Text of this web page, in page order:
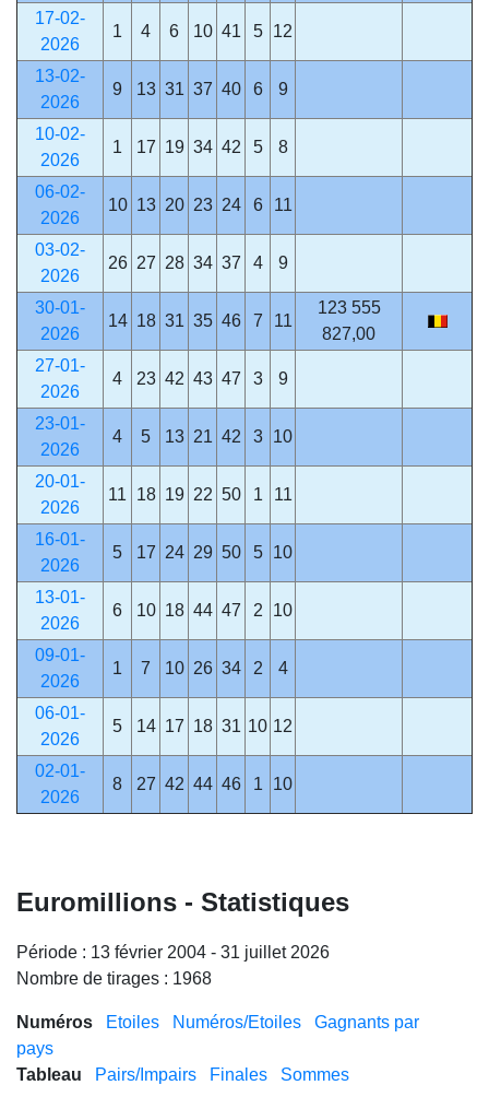
17-02-
2026
1 4 6 10 41 5 12
13-02-
2026
9 13 31 37 40 6 9
10-02-
2026
1 17 19 34 42 5 8
06-02-
2026
10 13 20 23 24 6 11
03-02-
2026
26 27 28 34 37 4 9
30-01-
2026
14 18 31 35 46 7 11
123 555
827,00
27-01-
2026
4 23 42 43 47 3 9
23-01-
2026
4 5 13 21 42 3 10
20-01-
2026
11 18 19 22 50 1 11
16-01-
2026
5 17 24 29 50 5 10
13-01-
2026
6 10 18 44 47 2 10
09-01-
2026
1 7 10 26 34 2 4
06-01-
2026
5 14 17 18 31 10 12
02-01-
2026
8 27 42 44 46 1 10
Euromillions - Statistiques
Période : 13 février 2004 - 31 juillet 2026
Nombre de tirages : 1968
Numéros Etoiles Numéros/Etoiles
Gagnants par
pays
Tableau
Pairs/Impairs Finales Sommes